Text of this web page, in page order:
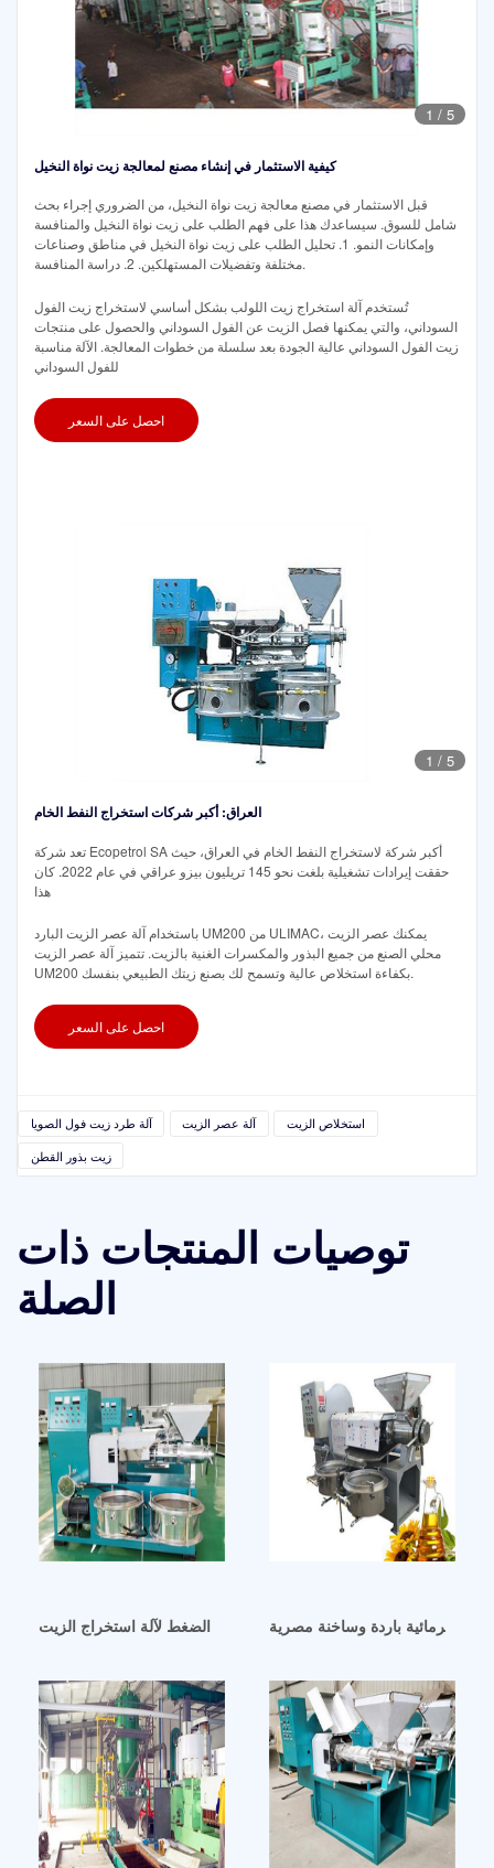
1 / 5
كيفية الاستثمار في إنشاء مصنع لمعالجة زيت نواة النخيل
قبل الاستثمار في مصنع معالجة زيت نواة النخيل، من الضروري إجراء بحث
شامل للسوق. سيساعدك هذا على فهم الطلب على زيت نواة النخيل والمنافسة
وإمكانات النمو. 1. تحليل الطلب على زيت نواة النخيل في مناطق وصناعات
مختلفة وتفضيلات المستهلكين. 2. دراسة المنافسة.
تُستخدم آلة استخراج زيت اللولب بشكل أساسي لاستخراج زيت الفول
السوداني، والتي يمكنها فصل الزيت عن الفول السوداني والحصول على منتجات
زيت الفول السوداني عالية الجودة بعد سلسلة من خطوات المعالجة. الآلة مناسبة
للفول السوداني
احصل على السعر
1 / 5
العراق: أكبر شركات استخراج النفط الخام
تعد شركة Ecopetrol SA أكبر شركة لاستخراج النفط الخام في العراق، حيث
حققت إيرادات تشغيلية بلغت نحو 145 تريليون بيزو عراقي في عام 2022. كان
هذا
باستخدام آلة عصر الزيت البارد UM200 من ULIMAC، يمكنك عصر الزيت
محلي الصنع من جميع البذور والمكسرات الغنية بالزيت. تتميز آلة عصر الزيت
UM200 بكفاءة استخلاص عالية وتسمح لك بصنع زيتك الطبيعي بنفسك.
احصل على السعر
آلة طرد زيت فول الصويا آلة عصر الزيت
استخلاص الزيت
زيت بذور القطن
توصيات المنتجات ذات
الصلة
مصر 50 طن يوميا معدات ما قبل الضغط لآلة استخراج الزيت
زيت برمائية باردة وساخنة مصرية